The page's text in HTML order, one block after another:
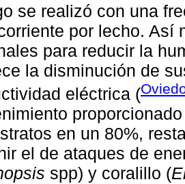
se realizó con una
por lecho. Así
para reducir la
la disminución de
eléctrica (
en un 80%,
el de ataques de
spp) y coralillo (